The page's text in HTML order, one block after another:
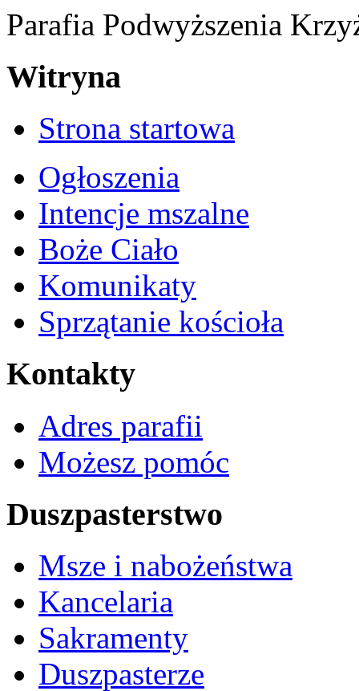
Parafia Podwyższenia
Witryna
Strona startowa
Ogłoszenia
Intencje mszalne
Boże Ciało
Komunikaty
Sprzątanie kościoła
Kontakty
Adres parafii
Możesz pomóc
Duszpasterstwo
Msze i nabożeństwa
Kancelaria
Sakramenty
Duszpasterze